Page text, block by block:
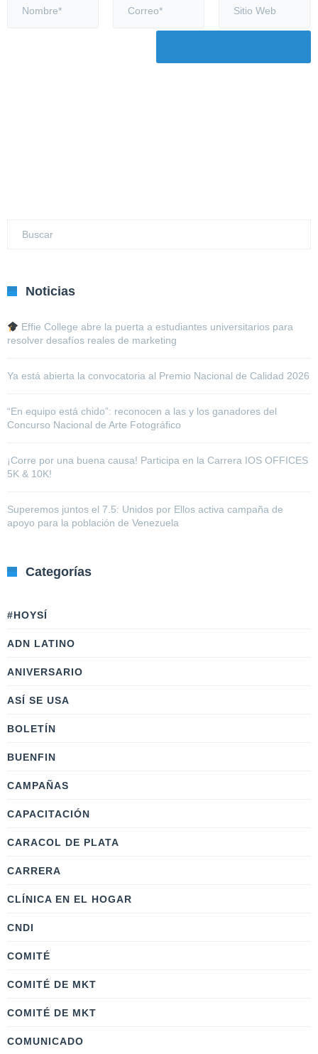
Noticias
Effie College abre la puerta a estudiantes universitarios para
resolver desafíos reales de marketing
Ya está abierta la convocatoria al Premio Nacional de Calidad 2026
“En equipo está chido”: reconocen a las y los ganadores del
Concurso Nacional de Arte Fotográfico
¡Corre por una buena causa! Participa en la Carrera IOS OFFICES
5K & 10K!
Superemos juntos el 7.5: Unidos por Ellos activa campaña de
apoyo para la población de Venezuela
Categorías
#HOYSÍ
ADN LATINO
ANIVERSARIO
ASÍ SE USA
BOLETÍN
BUENFIN
CAMPAÑAS
CAPACITACIÓN
CARACOL DE PLATA
CARRERA
CLÍNICA EN EL HOGAR
CNDI
COMITÉ
COMITÉ DE MKT
COMITÉ DE MKT
COMUNICADO